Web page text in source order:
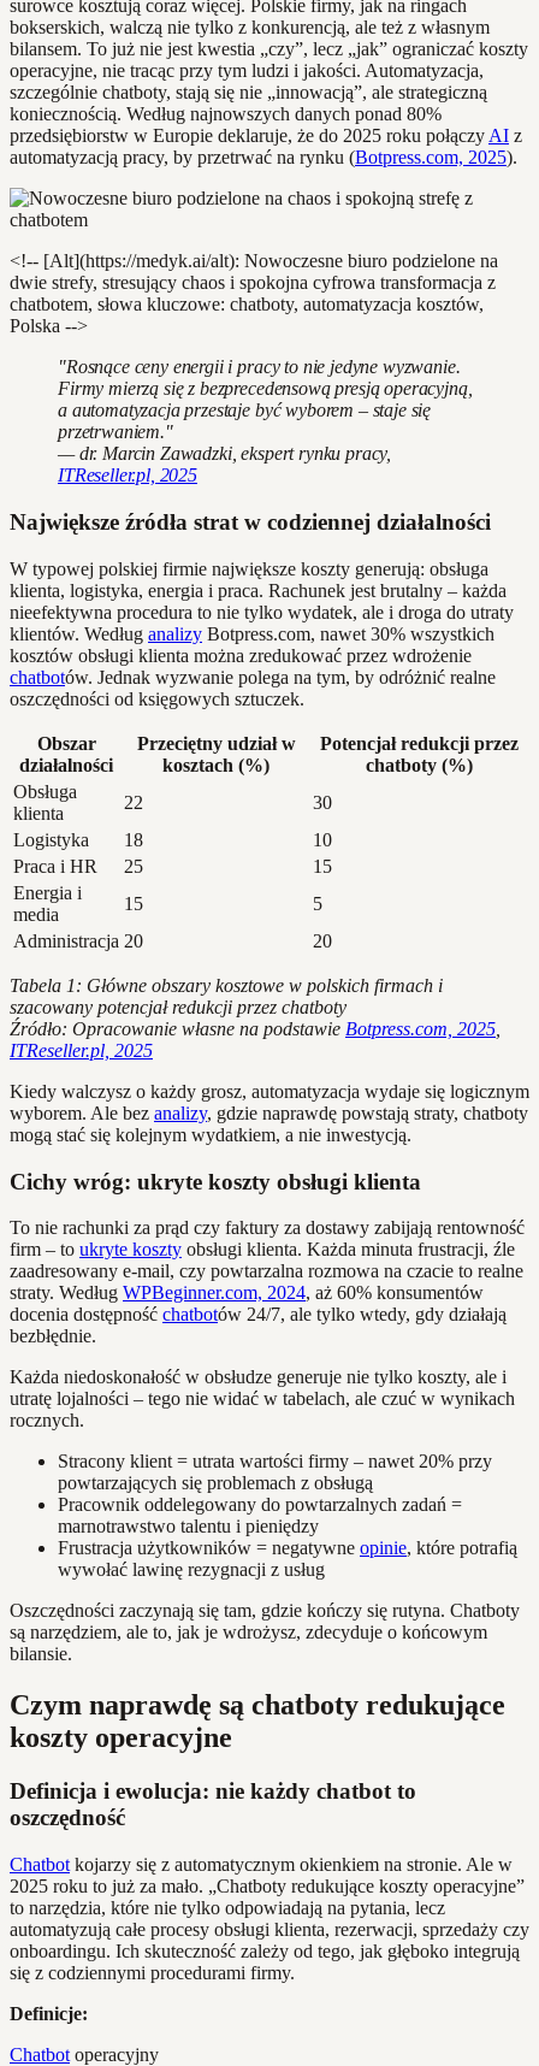
surowce kosztują coraz więcej. Polskie firmy, jak na ringach
bokserskich, walczą nie tylko z konkurencją, ale też z własnym
bilansem. To już nie jest kwestia „czy”, lecz „jak” ograniczać koszty
operacyjne, nie tracąc przy tym ludzi i jakości. Automatyzacja,
szczególnie chatboty, stają się nie „innowacją”, ale strategiczną
koniecznością. Według najnowszych danych ponad 80%
przedsiębiorstw w Europie deklaruje, że do 2025 roku połączy AI z
automatyzacją pracy, by przetrwać na rynku (Botpress.com, 2025).
<!-- [Alt](https://medyk.ai/alt): Nowoczesne biuro podzielone na
dwie strefy, stresujący chaos i spokojna cyfrowa transformacja z
chatbotem, słowa kluczowe: chatboty, automatyzacja kosztów,
Polska -->
"Rosnące ceny energii i pracy to nie jedyne wyzwanie.
Firmy mierzą się z bezprecedensową presją operacyjną,
a automatyzacja przestaje być wyborem – staje się
przetrwaniem."
— dr. Marcin Zawadzki, ekspert rynku pracy,
ITReseller.pl, 2025
Największe źródła strat w codziennej działalności
W typowej polskiej firmie największe koszty generują: obsługa
klienta, logistyka, energia i praca. Rachunek jest brutalny – każda
nieefektywna procedura to nie tylko wydatek, ale i droga do utraty
klientów. Według analizy Botpress.com, nawet 30% wszystkich
kosztów obsługi klienta można zredukować przez wdrożenie
chatbotów. Jednak wyzwanie polega na tym, by odróżnić realne
oszczędności od księgowych sztuczek.
Obszar
działalności
Przeciętny udział w
kosztach (%)
Potencjał redukcji przez
chatboty (%)
Obsługa
klienta
22
30
Logistyka
18
10
Praca i HR
25
15
Energia i
media
15
5
Administracja 20 20
Tabela 1: Główne obszary kosztowe w polskich firmach i
szacowany potencjał redukcji przez chatboty
Źródło: Opracowanie własne na podstawie Botpress.com, 2025
ITReseller.pl, 2025
Kiedy walczysz o każdy grosz, automatyzacja wydaje się logicznym
wyborem. Ale bez analizy, gdzie naprawdę powstają straty, chatboty
mogą stać się kolejnym wydatkiem, a nie inwestycją.
Cichy wróg: ukryte koszty obsługi klienta
To nie rachunki za prąd czy faktury za dostawy zabijają rentowność
firm – to ukryte koszty obsługi klienta. Każda minuta frustracji, źle
zaadresowany e-mail, czy powtarzalna rozmowa na czacie to realne
straty. Według WPBeginner.com, 2024, aż 60% konsumentów
docenia dostępność chatbotów 24/7, ale tylko wtedy, gdy działają
bezbłędnie.
Każda niedoskonałość w obsłudze generuje nie tylko koszty, ale i
utratę lojalności – tego nie widać w tabelach, ale czuć w wynikach
rocznych.
Stracony klient = utrata wartości firmy – nawet 20% przy
powtarzających się problemach z obsługą
Pracownik oddelegowany do powtarzalnych zadań =
marnotrawstwo talentu i pieniędzy
Frustracja użytkowników = negatywne opinie, które potrafią
wywołać lawinę rezygnacji z usług
Oszczędności zaczynają się tam, gdzie kończy się rutyna. Chatboty
są narzędziem, ale to, jak je wdrożysz, zdecyduje o końcowym
bilansie.
Czym naprawdę są chatboty redukujące
koszty operacyjne
Definicja i ewolucja: nie każdy chatbot to
oszczędność
Chatbot kojarzy się z automatycznym okienkiem na stronie. Ale w
2025 roku to już za mało. „Chatboty redukujące koszty operacyjne”
to narzędzia, które nie tylko odpowiadają na pytania, lecz
automatyzują całe procesy obsługi klienta, rezerwacji, sprzedaży czy
onboardingu. Ich skuteczność zależy od tego, jak głęboko integrują
się z codziennymi procedurami firmy.
Definicje:
Chatbot operacyjny